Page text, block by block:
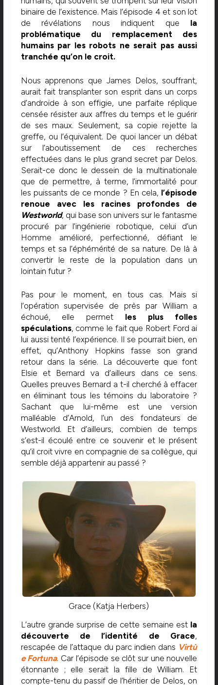
binaire de l’existence. Mais l’épisode 4 et son lot
de révélations nous indiquent que la
problématique du remplacement des
humains par les robots ne serait pas aussi
tranchée qu’on le croit.
Nous apprenons que James Delos, souffrant,
aurait fait transplanter son esprit dans un corps
d’androïde à son effigie, une parfaite réplique
censée résister aux affres du temps et le guérir
de ses maux. Seulement, sa copie rejette la
greffe, ou l’équivalent. De quoi lancer un débat
sur l’aboutissement de ces recherches
effectuées dans le plus grand secret par Delos.
Serait-ce donc le dessein de la multinationale
que de permettre, à terme, l’immortalité pour
les puissants de ce monde ? En cela, l’épisode
renoue avec les racines profondes de
Westworld, qui base son univers sur le fantasme
procuré par l’ingénierie robotique, celui d’un
Homme amélioré, perfectionné, défiant le
temps et sa l’éphémérité de sa nature. De là à
convertir le reste de la population dans un
lointain futur ?
Pas pour le moment, en tous cas. Mais si
l’opération supervisée de près par William a
échoué, elle permet les plus folles
spéculations, comme le fait que Robert Ford ai
lui aussi tenté l’expérience. Il se pourrait bien, en
effet, qu’Anthony Hopkins fasse son grand
retour dans la série. La découverte que font
Elsie et Bernard va d’ailleurs dans ce sens.
Quelles preuves Bernard a t-il cherché à effacer
en éliminant tous les témoins du laboratoire ?
Sachant que lui-même est une version
malléable d’Arnold, l’un des fondateurs de
Westworld. Et d’ailleurs, combien de temps
s’est-il écoulé entre ce souvenir et le présent
qu’il croit vivre en compagnie de sa collègue, qui
semble déjà appartenir au passé ?
Grace (Katja Herbers)
L’autre grande surprise de cette semaine est la
découverte de l’identité de Grace,
rescapée de l’attaque du parc indien dans Virtù
e Fortuna. Car l’épisode se clôt sur une nouvelle
étonnante ; elle serait la fille de William. Et
compte-tenu du passif de l’héritier de Delos, on